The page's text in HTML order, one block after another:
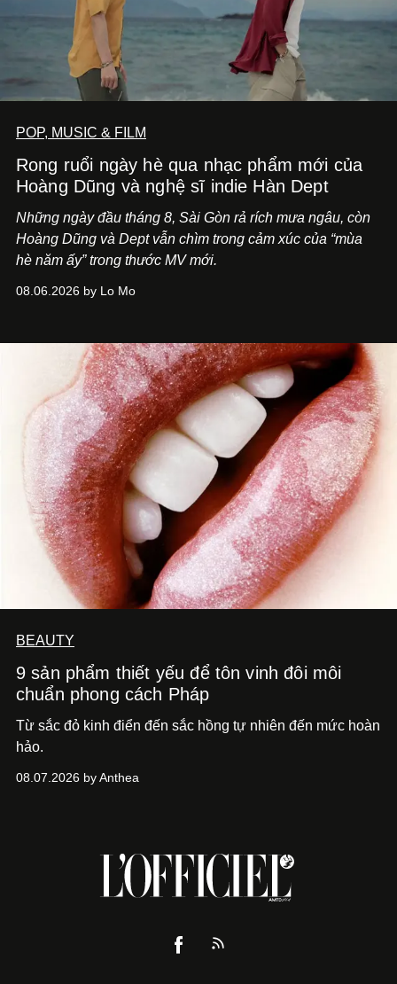
POP, MUSIC & FILM
Rong ruổi ngày hè qua nhạc phẩm mới của
Hoàng Dũng và nghệ sĩ indie Hàn Dept
Những ngày đầu tháng 8, Sài Gòn rả rích mưa ngâu, còn
Hoàng Dũng và Dept vẫn chìm trong cảm xúc của “mùa
hè năm ấy” trong thước MV mới.
08.06.2026 by Lo Mo
BEAUTY
9 sản phẩm thiết yếu để tôn vinh đôi môi
chuẩn phong cách Pháp
Từ sắc đỏ kinh điển đến sắc hồng tự nhiên đến mức hoàn
hảo.
08.07.2026 by Anthea